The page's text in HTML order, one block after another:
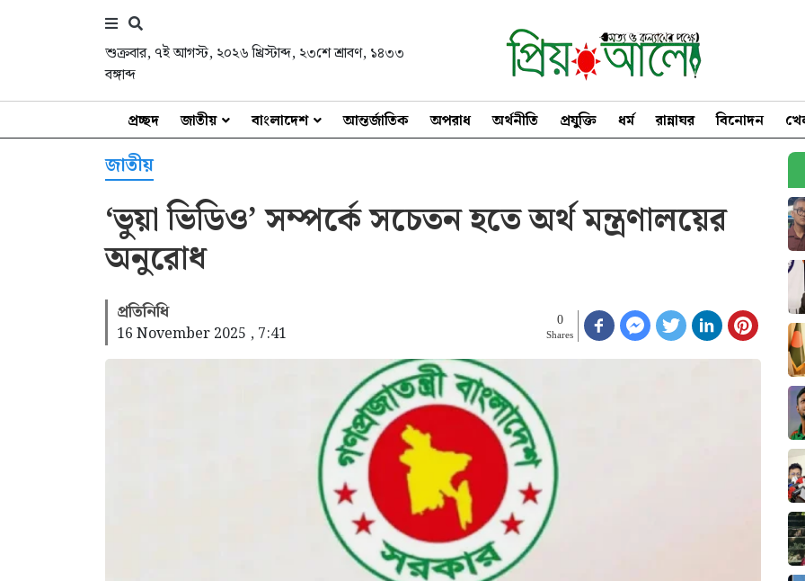
শুক্রবার, ৭ই আগস্ট, ২০২৬ খ্রিস্টাব্দ, ২৩শে শ্রাবণ, ১৪৩৩
বঙ্গাব্দ
প্রচ্ছদ জাতীয় বাংলাদেশ আন্তর্জাতিক অপরাধ অর্থনীতি প্রযুক্তি ধর্ম রান্নাঘর বিনোদন
জাতীয়
‘ভুয়া ভিডিও’ সম্পর্কে সচেতন হতে অর্থ মন্ত্রণালয়ের
অনুরোধ
প্রতিনিধি
16 November 2025 , 7:41
0
Shares